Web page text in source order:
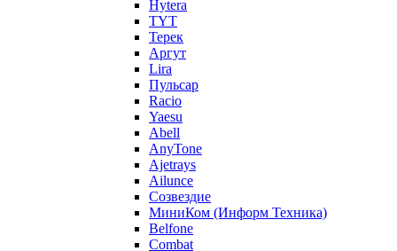
Hytera
TYT
Терек
Аргут
Lira
Пульсар
Racio
Yaesu
Abell
AnyTone
Ajetrays
Ailunce
Созвездие
МиниКом (Информ Техника)
Belfone
Combat